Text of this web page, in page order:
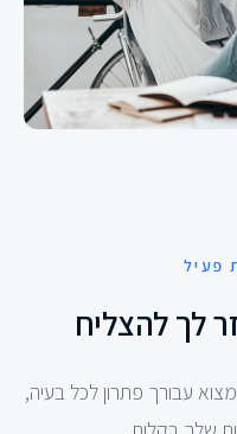
פעיל
לך להצליח
עבורך פתרון לכל בעיה,